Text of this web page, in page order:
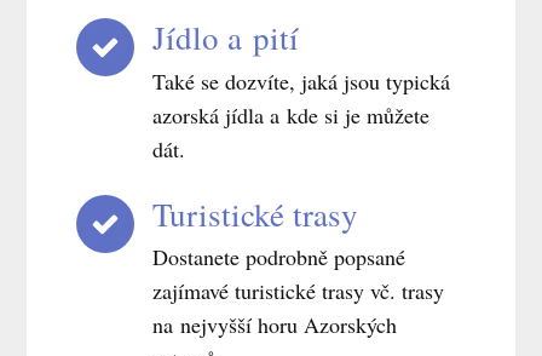
Jídlo a pití
Také se dozvíte, jaká jsou typická
azorská jídla a kde si je můžete
dát.
Turistické trasy
Dostanete podrobně popsané
zajímavé turistické trasy vč. trasy
na nejvyšší horu Azorských